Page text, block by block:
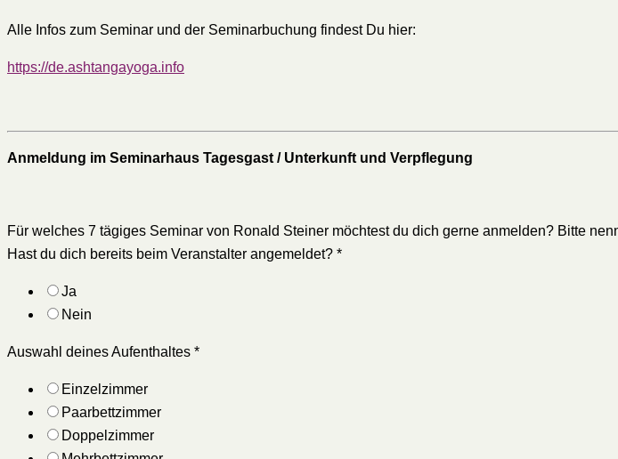
Alle Infos zum Seminar und der Seminarbuchung findest Du hier:
https://de.ashtangayoga.info
Anmeldung im Seminarhaus Tagesgast / Unterkunft und Verpflegung
Für welches 7 tägiges Seminar von Ronald Steiner möchtest du dich gerne anmelden? Bitte
Hast du dich bereits beim Veranstalter angemeldet? *
Ja
Nein
Auswahl deines Aufenthaltes *
Einzelzimmer
Paarbettzimmer
Doppelzimmer